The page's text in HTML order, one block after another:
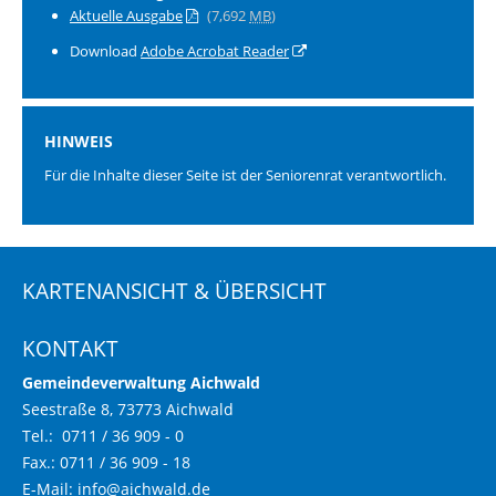
Aktuelle Ausgabe
(7,692 MB)
DownloadAdobe Acrobat Reader
HINWEIS
Für die Inhalte dieser Seite ist der Seniorenrat verantwortlich.
KARTENANSICHT & ÜBERSICHT
KONTAKT
Gemeindeverwaltung Aichwald
Seestraße 8, 73773 Aichwald
Tel.: 0711 / 36 909 - 0
Fax.: 0711 / 36 909 - 18
E-Mail: info@aichwald.de